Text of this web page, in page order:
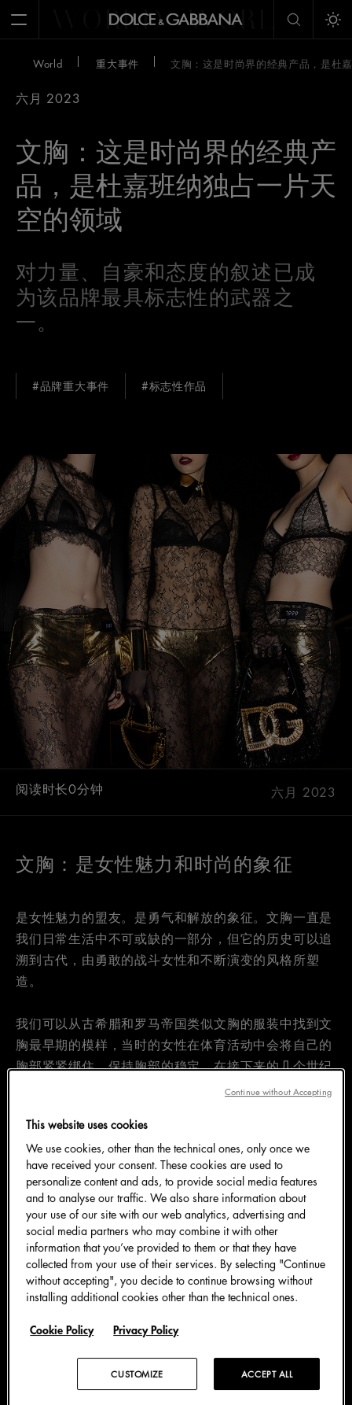
Open MenuWORLD WORLD
World 重大事件 文胸：这是时尚界的经典产品，是杜
六月 2023
文胸：这是时尚界的经典产
品，是杜嘉班纳独占一片天
空的领域
对力量、自豪和态度的叙述已成
为该品牌最具标志性的武器之
一。
#品牌重大事件 #标志性作品
六月 2023
阅读时长0分钟
文胸：是女性魅力和时尚的象征
是女性魅力的盟友。是勇气和解放的象征。文胸一直是
我们日常生活中不可或缺的一部分，但它的历史可以追
溯到古代，由勇敢的战斗女性和不断演变的风格所塑
造。
我们可以从古希腊和罗马帝国类似文胸的服装中找到文
胸最早期的模样，当时的女性在体育活动中会将自己的
胸部紧紧绑住，保持胸部的稳定。在接下来的几个世纪
里，女性对文胸的态度在端庄和通过衣着表达女性魅力
出现，也就是我们熟知的玛丽·菲尔普斯·雅各布 (Mary
Phelps Jacob)。1912 年 11 月，她推出了第一款文
胸，这标志着文胸的诞生。用两条手帕和一条精致的粉
色缎带制成的文胸，推动了服装产业的一场变革，成为
一件性感的衣服。这种设计的初衷是为了搭配各种服
装，宣扬女性着装自由。
露胸文胸
杜嘉班纳一直是新锐进取，不断颠覆的典范、以其引领
潮流的能力和大胆创新的细节脱颖而出，露胸文胸就是
This website uses cookies
We use cookies, other than the technical ones, only once we
have received your consent. These cookies are used to
personalize content and ads, to provide social media features
and to analyse our traffic. We also share information about
your use of our site with our web analytics, advertising and
social media partners who may combine it with other
information that you’ve provided to them or that they have
collected from your use of their services. By selecting "Continue
without accepting", you decide to continue browsing without
installing additional cookies other than the technical ones.
Cookie Policy Privacy Policy
ACCEPT ALL
CUSTOMIZE
Continue without Accepting